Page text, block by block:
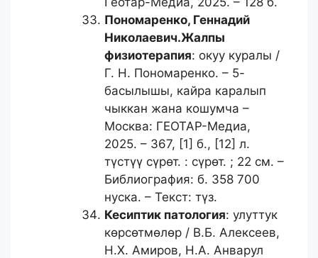
Пономаренко, Геннадий
Николаевич.Жалпы
физиотерапия: окуу куралы /
Г. Н. Пономаренко. – 5-
басылышы, кайра каралып
чыккан жана кошумча –
Москва: ГЕОТАР-Медиа,
2025. – 367, [1] б., [12] л.
түстүү сүрөт. : сүрөт. ; 22 см. –
Библиография: б. 358 700
нуска. – Текст: түз.
Кесиптик патология: улуттук
көрсөтмөлөр / В.Б. Алексеев,
Н.Х. Амиров, Н.А. Анварул